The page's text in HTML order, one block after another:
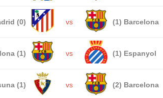
(0) vs (1) Barcelona
(1) vs (1) Espanyol
(1) vs (2) Barcelona